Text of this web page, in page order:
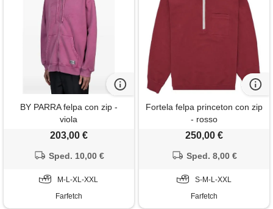
BY PARRA felpa con zip -
viola
203,00 €
Sped. 10,00 €
M-L-XL-XXL
Farfetch
Fortela felpa princeton con zip
- rosso
250,00 €
Sped. 8,00 €
S-M-L-XXL
Farfetch